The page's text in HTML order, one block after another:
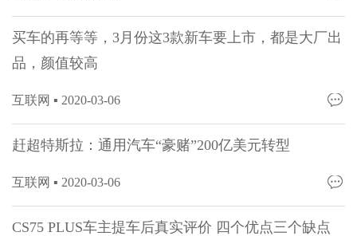
买车的再等等，3月份这3款新车要上市，都是大厂出
品，颜值较高
互联网 ▪ 2020-03-06
赶超特斯拉：通用汽车“豪赌”200亿美元转型
互联网 ▪ 2020-03-06
CS75 PLUS车主提车后真实评价 四个优点三个缺点